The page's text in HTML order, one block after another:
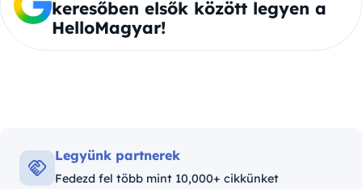
keresőben elsők között legyen a
HelloMagyar!
Legyünk partnerek
Fedezd fel több mint 10,000+ cikkünket